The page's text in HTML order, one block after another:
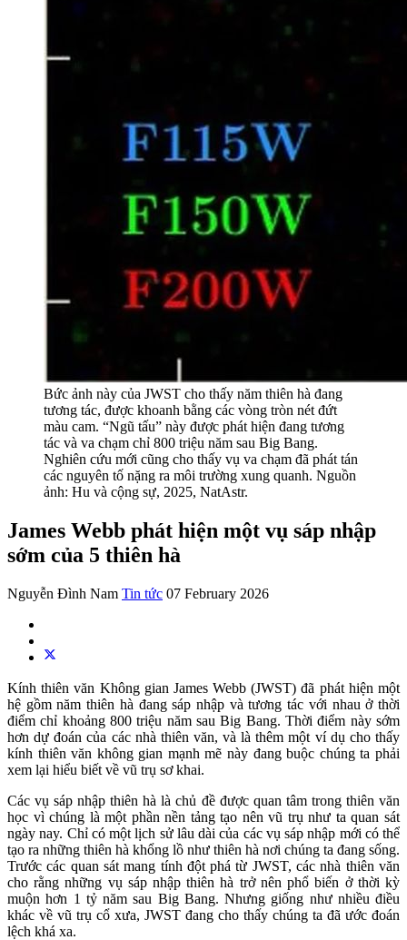
Bức ảnh này của JWST cho thấy năm thiên hà đang
tương tác, được khoanh bằng các vòng tròn nét đứt
màu cam. “Ngũ tấu” này được phát hiện đang tương
tác và va chạm chỉ 800 triệu năm sau Big Bang.
Nghiên cứu mới cũng cho thấy vụ va chạm đã phát tán
các nguyên tố nặng ra môi trường xung quanh. Nguồn
ảnh: Hu và cộng sự, 2025, NatAstr.
James Webb phát hiện một vụ sáp nhập
sớm của 5 thiên hà
Nguyễn Đình Nam Tin tức 07 February 2026
Kính thiên văn Không gian James Webb (JWST) đã phát hiện một
hệ gồm năm thiên hà đang sáp nhập và tương tác với nhau ở thời
điểm chỉ khoảng 800 triệu năm sau Big Bang. Thời điểm này sớm
hơn dự đoán của các nhà thiên văn, và là thêm một ví dụ cho thấy
kính thiên văn không gian mạnh mẽ này đang buộc chúng ta phải
xem lại hiểu biết về vũ trụ sơ khai.
Các vụ sáp nhập thiên hà là chủ đề được quan tâm trong thiên văn
học vì chúng là một phần nền tảng tạo nên vũ trụ như ta quan sát
ngày nay. Chỉ có một lịch sử lâu dài của các vụ sáp nhập mới có thể
tạo ra những thiên hà khổng lồ như thiên hà nơi chúng ta đang sống.
Trước các quan sát mang tính đột phá từ JWST, các nhà thiên văn
cho rằng những vụ sáp nhập thiên hà trở nên phổ biến ở thời kỳ
muộn hơn 1 tỷ năm sau Big Bang. Nhưng giống như nhiều điều
khác về vũ trụ cổ xưa, JWST đang cho thấy chúng ta đã ước đoán
lệch khá xa.